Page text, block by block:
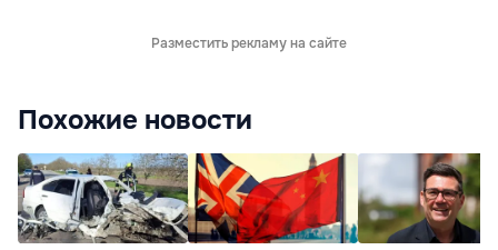
Разместить рекламу на сайте
Похожие новости